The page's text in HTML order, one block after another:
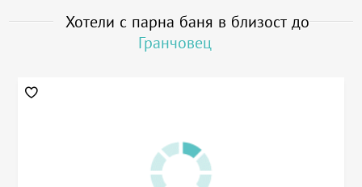
Хотели с парна баня в близост до
Гранчовец